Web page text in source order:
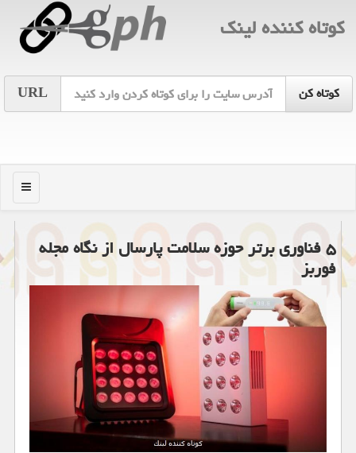
كوتاه كننده لینك
URL
منو
۵ فناوری برتر حوزه سلامت پارسال از نگاه مجله
فوربز